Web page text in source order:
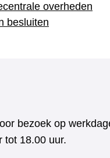
overheden
besluiten
bezoek op
tot 18.00 uur.